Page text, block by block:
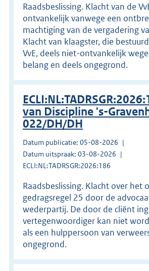
Raadsbeslissing. Klacht van de
ontvankelijk vanwege een
machtiging van de vergadering
Klacht van klaagster, die
VvE, deels niet-ontvankelijk
belang en deels ongegrond.
van Discipline 's-
022/DH/DH
Datum publicatie: 05-08-2026
Datum uitspraak: 03-08-2026
ECLI:NL:TADRSGR:2026:186
Raadsbeslissing. Klacht over het
gedragsregel 25 door de
wederpartij. De door de cliënt
vertegenwoordiger kan niet
als een hulppersoon van
ongegrond.